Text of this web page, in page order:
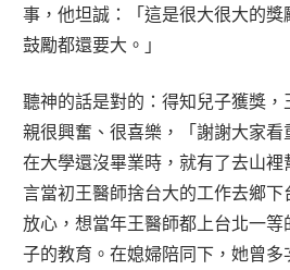
事，他坦誠：「這是很大很大的
鼓勵都還要大。」
聽神的話是對的：得知兒子獲獎
親很興奮、很喜樂，「謝謝大家
在大學還沒畢業時，就有了去山
言當初王醫師捨台大的工作去鄉
放心，想當年王醫師都上台北一
子的教育。在媳婦陪同下，她曾